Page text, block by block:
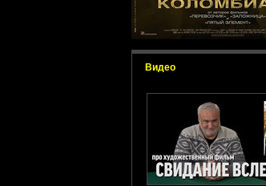
Видео